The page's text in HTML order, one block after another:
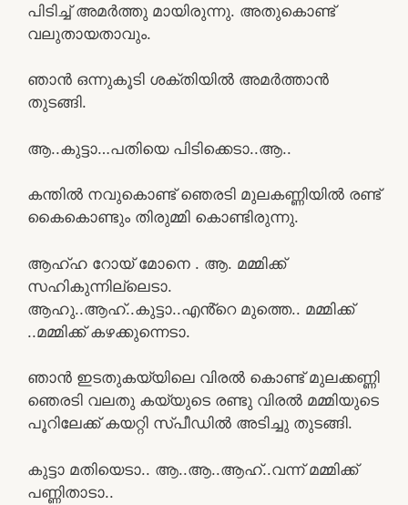
പിടിച്ച് അമർത്തു മായിരുന്നു. അതുകൊണ്ട്
വലുതായതാവും.
ഞാൻ ഒന്നുകൂടി ശക്തിയിൽ അമർത്താൻ
തുടങ്ങി.
ആ..കുട്ടാ…പതിയെ പിടിക്കെടാ..ആ..
കന്തിൽ നവുകൊണ്ട് ഞെരടി മുലകണ്ണിയിൽ രണ്ട്
കൈകൊണ്ടും തിരുമ്മി കൊണ്ടിരുന്നു.
ആഹ്ഹ റോയ് മോനെ . ആ. മമ്മിക്ക്
സഹികുന്നില്ലെടാ.
ആഹു..ആഹ്..കുട്ടാ..എൻ്റെ മുത്തെ.. മമ്മിക്ക്
..മമ്മിക്ക് കഴക്കുന്നെടാ.
ഞാൻ ഇടതുകയ്യിലെ വിരൽ കൊണ്ട് മുലക്കണ്ണി
ഞെരടി വലതു കയ്യുടെ രണ്ടു വിരൽ മമ്മിയുടെ
പൂറിലേക്ക് കയറ്റി സ്പീഡിൽ അടിച്ചു തുടങ്ങി.
കുട്ടാ മതിയെടാ.. ആ..ആ..ആഹ്..വന്ന് മമ്മിക്ക്
പണ്ണിതാടാ..